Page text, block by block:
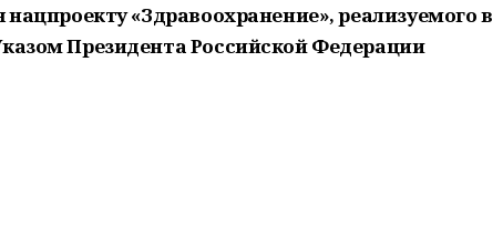
нацпроекту «Здравоохранение», реализуемого в
Президента Российской Федерации